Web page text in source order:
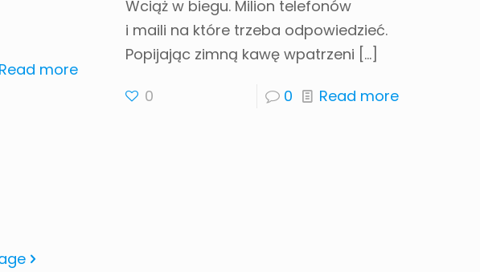
Read more
Wciąż w biegu. Milion telefonów
i maili na które trzeba odpowiedzieć.
Popijając zimną kawę wpatrzeni […]
0 0 Read more